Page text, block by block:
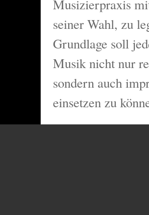
Musizierpraxis
seiner Wahl, zu
Grundlage soll
Musik nicht nur
sondern auch
einsetzen zu